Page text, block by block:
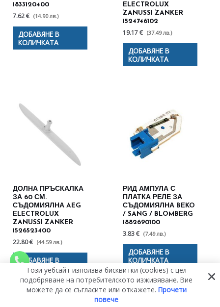
1833120400
7.62 € (14.90 лв.)
ДОБАВЯНЕ В
КОЛИЧКАТА
ELECTROLUX
ZANUSSI ZANKER
1524746102
19.17 € (37.49 лв.)
ДОБАВЯНЕ В
КОЛИЧКАТА
ДОЛНА ПРЪСКАЛКА
ЗА 60 СМ.
СЪДОМИЯЛНА AEG
ELECTROLUX
ZANUSSI ZANKER
1526523400
22.80 € (44.59 лв.)
ДОБАВЯНЕ В
КОЛИЧКАТА
РИД АМПУЛА С
ПЛАТКА РЕЛЕ ЗА
СЪДОМИЯЛНА BEKO
/ SANG / BLOMBERG
1882690100
3.83 € (7.49 лв.)
ДОБАВЯНЕ В
КОЛИЧКАТА
Този уебсайт използва бисквитки (cookies) с цел
подобряване на потребителското изживяване. Вие
можете да се съгласите или откажете. Прочети
повече